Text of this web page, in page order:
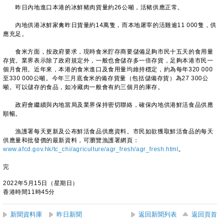
昨日內地進口本港的冰鮮豬肉貨量約26公噸，活豬供應正常。
內地供港冰鮮家禽昨日貨量約14萬隻，而本地屠宰的活雞逾11 000隻，供
應充足。
食米方面，按政府要求，現時食米貯存商要儲備足夠市民十五天的食用量
存貨。業界表示除了政府規定外，一般也會儲存多一倍存貨，足夠本港市民一
個月食用。近年來，本港的食米進口及食用量均維持穩定，約為每年320 000
至330 000公噸。今年三月底食米的備存貨量（包括儲備存貨）為27 300公
噸。可以儲存的食品，如冷藏肉一般會有約三個月的庫存。
政府會繼續與內地當局及業界保持密切聯絡，確保內地供港鮮活食品供應
順暢。
漁護署每天更新及公布鮮活食品供應資料。市民如欲獲取鮮活食品的每天
供應量和批發價的最新資料，可瀏覽漁護署網頁：
www.afcd.gov.hk/tc_chi/agriculture/agr_fresh/agr_fresh.html 。
完
2022年5月15日（星期日）
香港時間11時45分
新聞資料庫 昨日新聞 返回新聞列表 返回頁首